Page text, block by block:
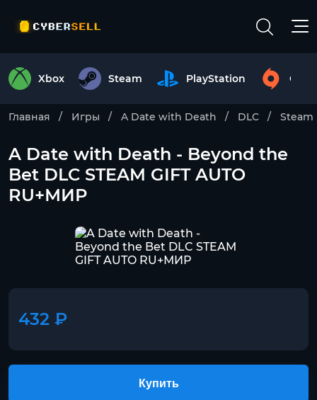
Xbox Steam PlayStation
Главная Игры A Date with Death DLC Steam
A Date with Death - Beyond the
Bet DLC STEAM GIFT AUTO
RU+МИР
432 ₽
Купить